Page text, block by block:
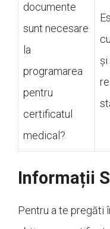
documente
sunt necesare
la
programarea
pentru
certificatul
medical?
Informații
Pentru a te pregăti